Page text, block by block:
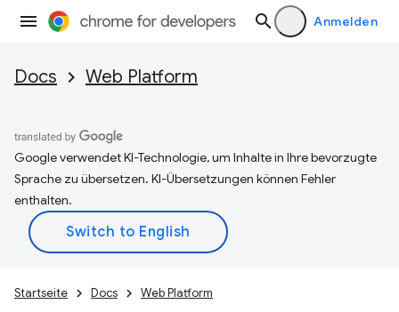
Anmelden
Docs Web Platform
Google verwendet KI-Technologie, um Inhalte in Ihre bevorzugte
Sprache zu übersetzen. KI-Übersetzungen können Fehler
enthalten.
Startseite Docs Web Platform